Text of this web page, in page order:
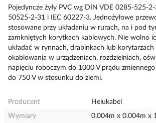
Pojedyncze żyły PVC wg DIN VDE 0285-525-
50525-2-31 i IEC 60227-3. Jednożyłowe
stosowane przy układaniu w rurach, na i pod
zamkniętych korytkach kablowych. Nie wolno
układać w rynnach, drabinkach lub
okablowania w urządzeniach, rozdzielniach,
napięciu roboczym do 1000 V prądu
do 750 V w stosunku do ziemi.
Producent
Helukabel
Wymiary
0.004m x 0.004m x